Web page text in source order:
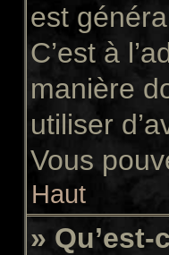
est
C’est à
manière
utiliser
Vous
Haut
»